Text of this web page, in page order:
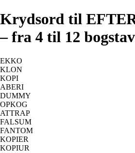
Krydsord til
– fra 4 til 12
EKKO
KLON
KOPI
ABERI
DUMMY
OPKOG
ATTRAP
FALSUM
FANTOM
KOPIER
KOPIUR